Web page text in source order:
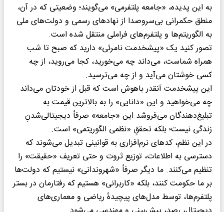
به این پدیده، «جامعه پلتفرمی» می‌گویند؛ وضعیتی که در آن،
منطق حکمرانی بی‌سروصدا از نهادهای رسمی و دولت‌های ملی
به الگوریتم‌ها و پلتفرم‌های فراملی منتقل شده است.
تصور کنید یک «پیشخدمت نامرئی» دارید که صبح تا شب
همراه شماست، می‌داند چه می‌خورید، کجا می‌روید، از چه
کسی خوشتان می‌آید و از چه می‌ترسید.
این پیشخدمت آنقدر باهوش است که قبل از خودتان می‌داند
چه می‌خواهید و این «دانایی» را به بالاترین قیمت به
تبلیغ‌دهندگان می‌فروشد.این «جامعه» صرفاً دیجیتالی‌شدنِ
زندگی نیست؛ بلکه تحققِ «نظمی الگوریتمی» است.
در این نظم، کدهای نرم‌افزاری به قوانینی تبدیل می‌شوند که
دسترسی به اطلاعات، توزیع ثروت و حتی تعریف «حقیقت» را
تنظیم می‌کنند. ما دیگر صرفاً «شهروندانی» نیستیم که دولت‌ها
بر ما حکومت کنند، بلکه «کاربرانی» هستیم که رفتارمان در بستر
پلتفرم‌ها، توسط مدل‌های پیچیدهٔ ریاضی و معماری‌های